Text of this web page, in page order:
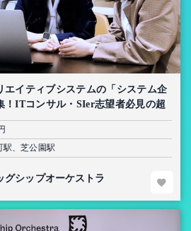
エイティブシステムの「システム企
！ITコンサル・SIer志望者必見の超
プロジェクト】
駅、芝公園駅
グシップオーケストラ